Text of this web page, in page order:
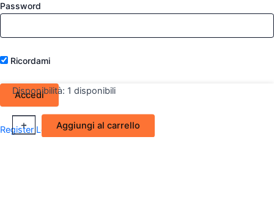
Password
Ricordami
Register Lost your password?
Disponibilità: 1 disponibili
-
Traversa
anteriore
+ Aggiungi al carrello